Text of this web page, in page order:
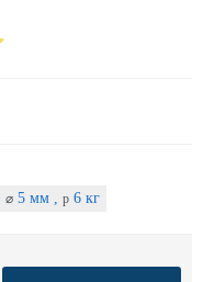
⌀ 5 мм , p 6 кг